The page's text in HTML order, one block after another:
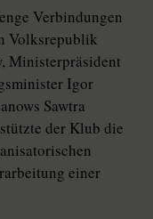
Verbindungen
Volksrepublik
Ministerpräsident
Igor
Sawtra
der Klub die
einer